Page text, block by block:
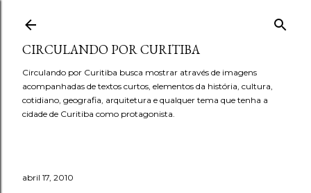
CIRCULANDO POR CURITIBA
Circulando por Curitiba busca mostrar através de imagens
acompanhadas de textos curtos, elementos da história, cultura,
cotidiano, geografia, arquitetura e qualquer tema que tenha a
cidade de Curitiba como protagonista.
abril 17, 2010